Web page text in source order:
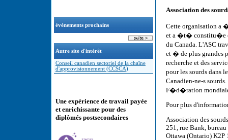
événements prochains
Autre site d'intérêt
Conseil canadien sectoriel de la chaîne
d'approvisionnement (CCSCA)
Une expérience de travail payée
et enrichissante pour des
diplômés postsecondaires
Association des
Cette organisation a
et a �t� constitu�e
du Canada. L'ASC
et � de plus grandes
recherche et des
pour les sourds dans
Canadien-ne-s
F�d�ration
Pour plus
Association des
251, rue Bank,
Ottawa (Ontario) K2P